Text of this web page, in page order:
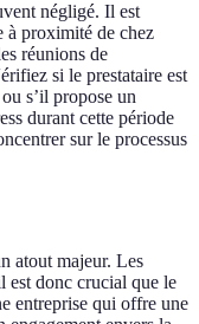
négligé. Il est
à proximité de chez
réunions de
si le prestataire est
s’il propose un
durant cette période
sur le processus
atout majeur. Les
est donc crucial que le
entreprise qui offre une